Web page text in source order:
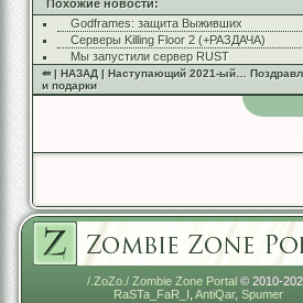
Похожие новости:
Godframes: защита Выживших
Серверы Killing Floor 2 (+РАЗДАЧА)
Мы запустили сервер RUST
⇚ | НАЗАД | Наступающий 2021-ый…
и подарки
/.ZoZo./ Zombie Zone Portal © 2010-
RaSTa_FaR_I AntiQar, Spumer